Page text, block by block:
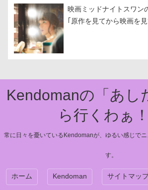
映画ミッドナイトスワン
｢原作を見てから映画を見
Kendomanの「あし
ら行くわぁ！
常に日々を憂いているKendomanが、ゆるい感じで
す。
ホーム Kendoman サイトマッ